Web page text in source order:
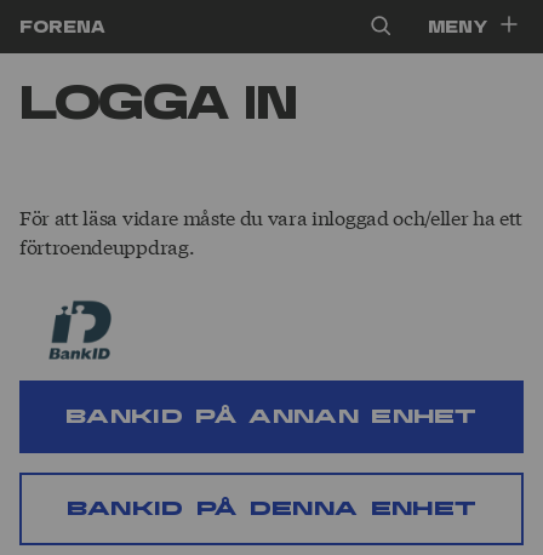
Forena Meny
Logga in
För att läsa vidare måste du vara inloggad och/eller ha ett
förtroendeuppdrag.
BankID på annan enhet
BankID på denna enhet